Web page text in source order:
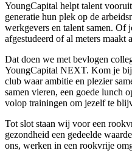
YoungCapital helpt talent
generatie hun plek op de
werkgevers en talent samen. Of
afgestudeerd of al meters maakt
Dat doen we met bevlogen
YoungCapital NEXT. Kom je
club waar ambitie en plezier
samen vieren, een goede lunch
volop trainingen om jezelf te
Tot slot staan wij voor een
gezondheid een gedeelde
ons, werken in een rookvrije